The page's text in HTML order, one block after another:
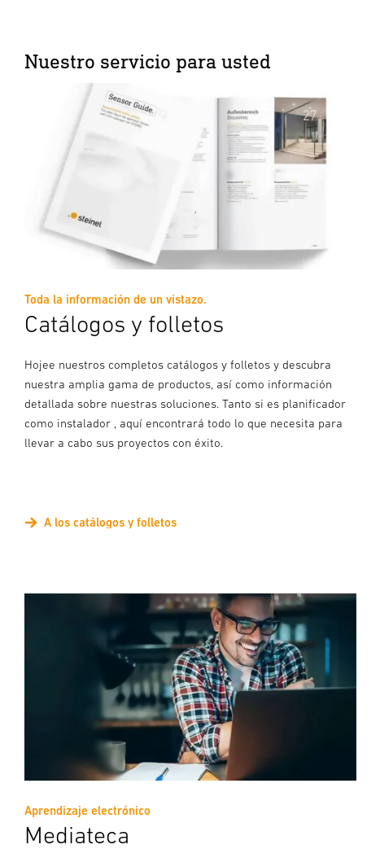
Nuestro servicio para usted
Toda la información de un vistazo.
Catálogos y folletos
Hojee nuestros completos catálogos y folletos y descubra
nuestra amplia gama de productos, así como información
detallada sobre nuestras soluciones. Tanto si es planificador
como instalador , aquí encontrará todo lo que necesita para
llevar a cabo sus proyectos con éxito.
A los catálogos y folletos
Aprendizaje electrónico
Mediateca